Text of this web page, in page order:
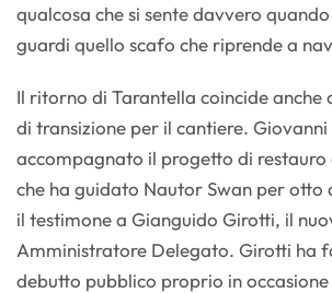
qualcosa che si sente davvero
guardi quello scafo che riprende a
Il ritorno di Tarantella coincide anche
di transizione per il cantiere.
accompagnato il progetto di restauro
che ha guidato Nautor Swan per otto
il testimone a Gianguido Girotti, il
Amministratore Delegato. Girotti ha
debutto pubblico proprio in occasione